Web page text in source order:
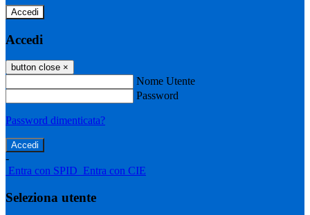
Accedi
Accedi
button close ×
Nome Utente
Password
Password dimenticata?
-
Entra con SPID Entra con CIE
Seleziona utente